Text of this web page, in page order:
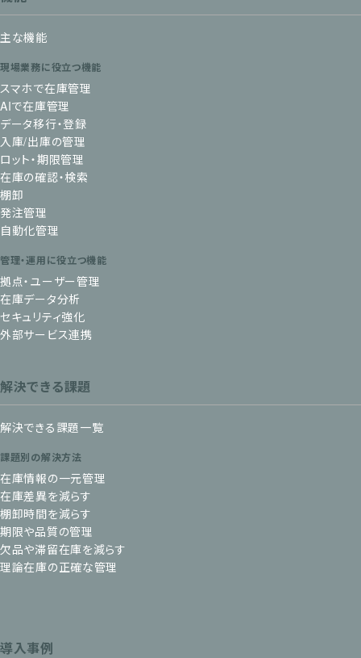
主な機能
現場業務に役立つ機能
スマホで在庫管理
AIで在庫管理
データ移行・登録
入庫/出庫の管理
ロット・期限管理
在庫の確認・検索
棚卸
発注管理
自動化管理
管理・運用に役立つ機能
拠点・ユーザー管理
在庫データ分析
セキュリティ強化
外部サービス連携
解決できる課題
解決できる課題一覧
課題別の解決方法
在庫情報の一元管理
在庫差異を減らす
棚卸時間を減らす
期限や品質の管理
欠品や滞留在庫を減らす
理論在庫の正確な管理
導入事例